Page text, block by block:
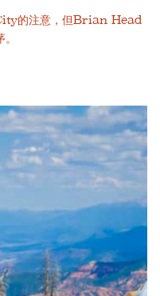
的注意，但Brian Head